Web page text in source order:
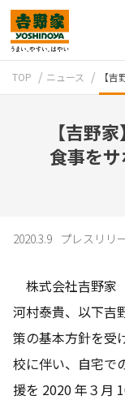
牛丼のこ
TOP ニュース 【
【吉野
食事をサ
2020.3.9 プレスリリ
株式会社吉野家
河村泰貴、以下吉
策の基本方針を受
校に伴い、自宅で
援を 2020 年３月